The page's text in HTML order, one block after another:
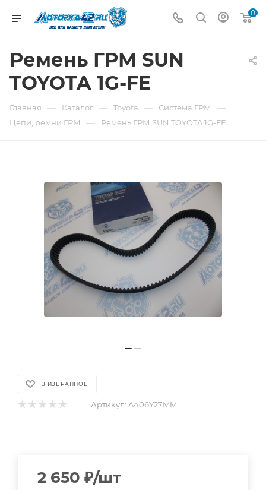
0
Ремень ГРМ SUN
TOYOTA 1G-FE
Главная — Каталог — Toyota — Система ГРМ —
Цепи, ремни ГРМ — Ремень ГРМ SUN TOYOTA 1G-FE
В ИЗБРАННОЕ
Артикул: A406Y27MM
2 650 ₽/шт